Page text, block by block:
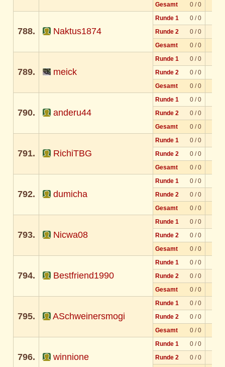
Gesamt
0 / 0
788. Naktus1874
Runde 1
0 / 0
Runde 2
0 / 0
Gesamt
0 / 0
789. meick
Runde 1
0 / 0
Runde 2
0 / 0
Gesamt
0 / 0
790. anderu44
Runde 1
0 / 0
Runde 2
0 / 0
Gesamt
0 / 0
791. RichiTBG
Runde 1
0 / 0
Runde 2
0 / 0
Gesamt
0 / 0
792. dumicha
Runde 1
0 / 0
Runde 2
0 / 0
Gesamt
0 / 0
793. Nicwa08
Runde 1
0 / 0
Runde 2
0 / 0
Gesamt
0 / 0
794. Bestfriend1990
Runde 1
0 / 0
Runde 2
0 / 0
Gesamt
0 / 0
795. ASchweinersmogi
Runde 1
0 / 0
Runde 2
0 / 0
Gesamt
0 / 0
796. winnione
Runde 1
0 / 0
Runde 2
0 / 0